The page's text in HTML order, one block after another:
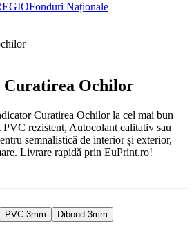
Fonduri Naționale
Curatirea Ochilor
Curatirea Ochilor la cel mai bun
rezistent, Autocolant calitativ sau
semnalistică de interior și exterior,
Livrare rapidă prin EuPrint.ro!
PVC 3mm Dibond 3mm